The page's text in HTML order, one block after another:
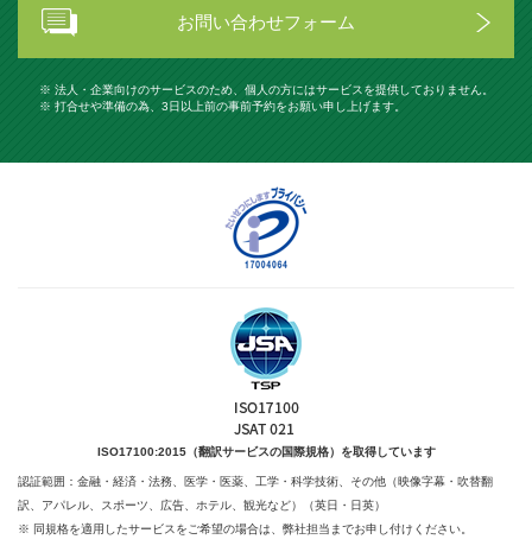
お問い合わせフォーム
※ 法人・企業向けのサービスのため、個人の方にはサービスを提供しておりません。
※ 打合せや準備の為、3日以上前の事前予約をお願い申し上げます。
ISO17100:2015（翻訳サービスの国際規格）を取得しています
認証範囲：金融・経済・法務、医学・医薬、工学・科学技術、 その他（映像字幕・吹替翻
訳、アパレル、スポーツ、広告、ホテル、観光など）（英日・日英）
※ 同規格を適用したサービスをご希望の場合は、弊社担当までお申し付けください。